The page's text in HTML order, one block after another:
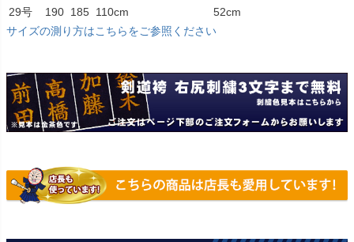
29号
190 185 110cm
52cm
サイズの測り方はこちらをご参照ください